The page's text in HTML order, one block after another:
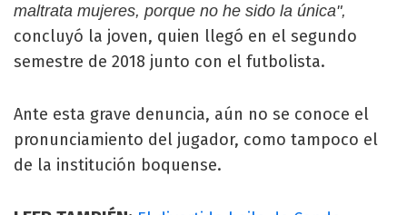
maltrata mujeres, porque no he sido la única",
concluyó la joven, quien llegó en el segundo
semestre de 2018 junto con el futbolista.
Ante esta grave denuncia, aún no se conoce el
pronunciamiento del jugador, como tampoco el
de la institución boquense.